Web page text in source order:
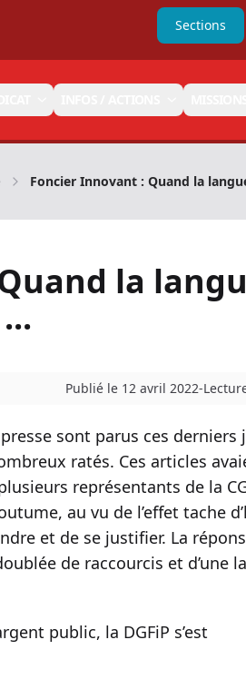
Sections
Foncier Innovant : Quand la
la
Publié le 12 avril 2022-
sont parus ces derniers
ratés. Ces articles
représentants de la
au vu de l’effet tache
et de se justifier. La
de raccourcis et d’une
public, la DGFiP s’est